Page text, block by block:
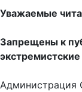
Уважаемые
Запрещены к
Администрация